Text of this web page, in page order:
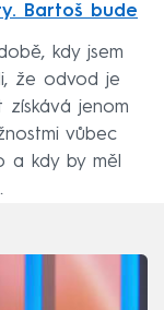
Bartoš bude
kdy jsem
že odvod je
získává jenom
vůbec
a kdy by měl